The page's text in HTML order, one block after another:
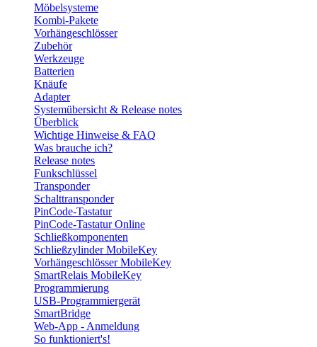
Möbelsysteme
Kombi-Pakete
Vorhängeschlösser
Zubehör
Werkzeuge
Batterien
Knäufe
Adapter
Systemübersicht & Release notes
Überblick
Wichtige Hinweise & FAQ
Was brauche ich?
Release notes
Funkschlüssel
Transponder
Schalttransponder
PinCode-Tastatur
PinCode-Tastatur Online
Schließkomponenten
Schließzylinder MobileKey
Vorhängeschlösser MobileKey
SmartRelais MobileKey
Programmierung
USB-Programmiergerät
SmartBridge
Web-App - Anmeldung
So funktioniert's!